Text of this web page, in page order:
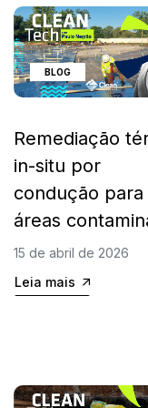
BLOG
Remediação
in-situ por
condução para
áreas
15 de abril de 2026
Leia mais